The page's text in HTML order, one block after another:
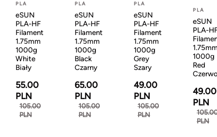
PLA
eSUN
PLA-HF
Filament
1.75mm
1000g
White
Biały
55.00
PLN
105.00
PLN
PLA
eSUN
PLA-HF
Filament
1.75mm
1000g
Black
Czarny
65.00
PLN
105.00
PLN
PLA
eSUN
PLA-HF
Filament
1.75mm
1000g
Grey
Szary
49.00
PLN
105.00
PLN
PLA
eSUN
PLA-
1000g
Red
49.00
PLN
PLN